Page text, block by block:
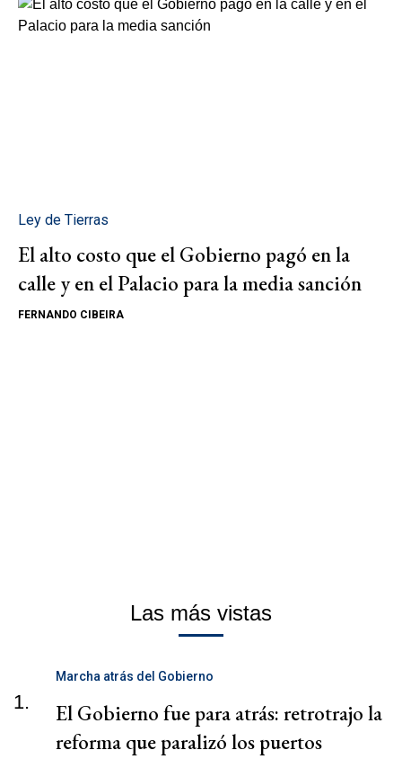
Ley de Tierras
El alto costo que el Gobierno pagó en la
calle y en el Palacio para la media sanción
FERNANDO CIBEIRA
Las más vistas
1.
Marcha atrás del Gobierno
El Gobierno fue para atrás: retrotrajo la
reforma que paralizó los puertos